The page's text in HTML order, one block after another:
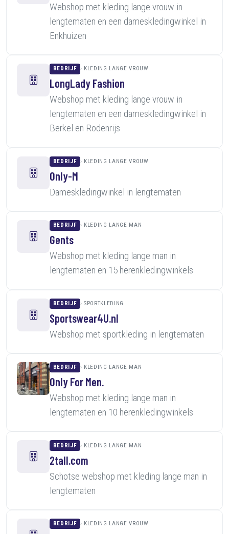
Webshop met kleding lange vrouw in
lengtematen en een dameskledingwinkel in
Enkhuizen
BEDRIJF KLEDING LANGE VROUW
LongLady Fashion
Webshop met kleding lange vrouw in
lengtematen en een dameskledingwinkel in
Berkel en Rodenrijs
BEDRIJF KLEDING LANGE VROUW
Only-M
Dameskledingwinkel in lengtematen
BEDRIJF KLEDING LANGE MAN
Gents
Webshop met kleding lange man in
lengtematen en 15 herenkledingwinkels
BEDRIJF SPORTKLEDING
Sportswear4U.nl
Webshop met sportkleding in lengtematen
BEDRIJF KLEDING LANGE MAN
Only For Men.
Webshop met kleding lange man in
lengtematen en 10 herenkledingwinkels
BEDRIJF KLEDING LANGE MAN
2tall.com
Schotse webshop met kleding lange man in
lengtematen
BEDRIJF KLEDING LANGE VROUW